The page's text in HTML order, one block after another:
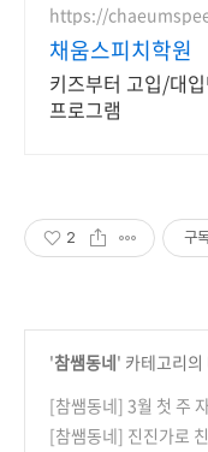
https://
채움스피치학원
키즈부터 고입/대
프로그램
2 구
'참쌤동네' 카테고리의
[참쌤동네] 3월 첫 주
[참쌤동네] 진진가로